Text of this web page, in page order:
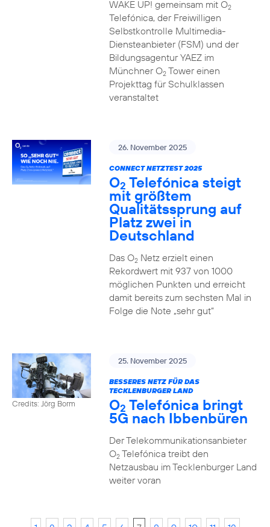
WAKE UP! gemeinsam mit O2
Telefónica, der Freiwilligen
Selbstkontrolle Multimedia-
Diensteanbieter (FSM) und der
Bildungsagentur YAEZ im
Münchner O2Tower einen
Projekttag für Schulklassen
veranstaltet
26. November 2025
CONNECT NETZTEST 2025
O2 Telefónica steigt
mit größtem
Qualitätssprung auf
Platz zwei in
Deutschland
Das O2Netz erzielt einen
Rekordwert mit 937 von 1000
möglichen Punkten und erreicht
damit bereits zum sechsten Mal in
Folge die Note „sehr gut“
Credits: Jörg Borm
25. November 2025
BESSERES NETZ FÜR DAS
TECKLENBURGER LAND
O2 Telefónica bringt
5G nach Ibbenbüren
Der Telekommunikationsanbieter
O2Telefónica treibt den
Netzausbau im Tecklenburger Land
weiter voran